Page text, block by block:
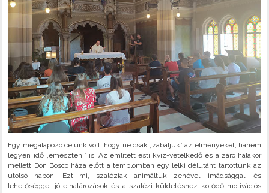
Egy megalapozó célunk volt, hogy ne csak „zabáljuk” az élményeket, hanem
legyen idő „emészteni” is. Az említett esti kvíz-vetélkedő és a záró hálakör
mellett Don Bosco háza előtt a templomban egy lelki délutánt tartottunk az
utolsó napon. Ezt mi, szaléziak animáltuk zenével, imádsággal, és
lehetőséggel jó elhatározások és a szalézi küldetéshez kötődő motivációs